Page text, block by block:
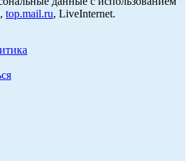
top.mail.ru, LiveInternet.